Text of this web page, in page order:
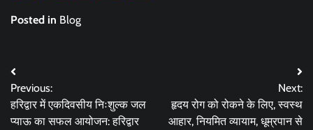
Posted in Blog
Post
navigation
Previous:
हरिद्वार में एकदिवसीय निःशुल्क जल
प्याऊ का सफल आयोजन: हरिद्वार
Next:
हृदय रोग को रोकने के लिए, स्वस्थ
आहार, नियमित व्यायाम, धूम्रपान से